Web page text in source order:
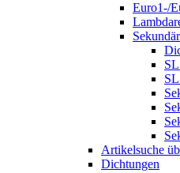
Euro1-/
Artikelsuche
Dichtungen